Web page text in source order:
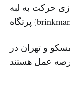
حرکت به لبه
و تهران در